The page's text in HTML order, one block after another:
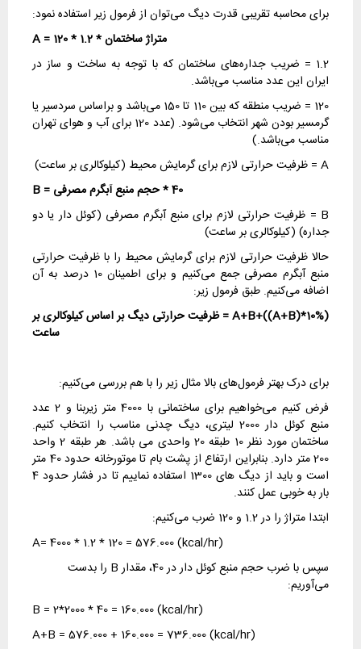
برای محاسبه تقریبی قدرت دیگ می‌توان از فرمول زیر استفاده نمود:
متراژ ساختمان * 1.2 * 120 = A
1.2 = ضریب جداره‌های ساختمان که با توجه به ساخت و ساز در
ایران این عدد مناسب می‌باشد.
120 = ضریب منطقه که بین 110 تا 150 می‌باشد و براساس سردسیر یا
گرمسیر بودن شهر انتخاب می‌شود. (عدد 120 برای آب و هوای تهران
مناسب می‌باشد.)
A = ظرفیت حرارتی لازم برای گرمایش محیط (کیلوکالری بر ساعت)
40 * حجم منبع آبگرم مصرفی = B
B = ظرفیت حرارتی لازم برای منبع آبگرم مصرفی (کوئل دار یا دو
جداره) (کیلوکالری بر ساعت)
حالا ظرفیت حرارتی لازم برای گرمایش محیط را با ظرفیت حرارتی
منبع آبگرم مصرفی جمع می‌کنیم و برای اطمینان 10 درصد به آن
اضافه می‌کنیم. طبق فرمول زیر:
(A+B+((A+B)*10% = ظرفیت حرارتی دیگ بر اساس کیلوکالری بر
ساعت
برای درک بهتر فرمول‌های بالا مثال زیر را با هم بررسی می‌کنیم:
فرض کنیم می‌خواهیم برای ساختمانی با 4000 متر زیربنا و 2 عدد
منبع کوئل دار 2000 لیتری، دیگ چدنی مناسب را انتخاب کنیم.
ساختمان مورد نظر 10 طبقه 20 واحدی می باشد. هر طبقه 2 واحد
200 متر دارد. بنابراین ارتفاع از پشت بام تا موتورخانه حدود 40 متر
است و باید از دیگ های 1300 استفاده نماییم تا در فشار حدود 4
بار به خوبی عمل کنند.
ابتدا متراژ را در 1.2 و 120 ضرب می‌کنیم:
A= 4000 * 1.2 * 120 = 576.000 (kcal/hr)
سپس با ضرب حجم منبع کوئل دار در 40، مقدار B را بدست
می‌آوریم:
B = 2*2000 * 40 = 160.000 (kcal/hr)
A+B = 576.000 + 160.000 = 736.000 (kcal/hr)